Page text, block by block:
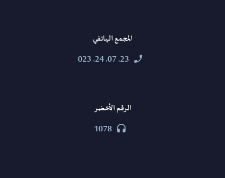
المجمع الهاتفي


23. 07. 24. 023
الرقم الأخضر


1078